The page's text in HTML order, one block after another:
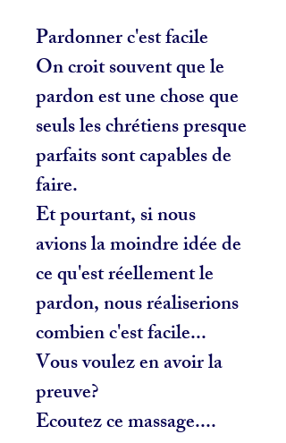
Pardonner c'est facile
On croit souvent que le
pardon est une chose que
seuls les chrétiens presque
parfaits sont capables de
faire.
Et pourtant, si nous
avions la moindre idée de
ce qu'est réellement le
pardon, nous réaliserions
combien c'est facile...
Vous voulez en avoir la
preuve?
Ecoutez ce massage....